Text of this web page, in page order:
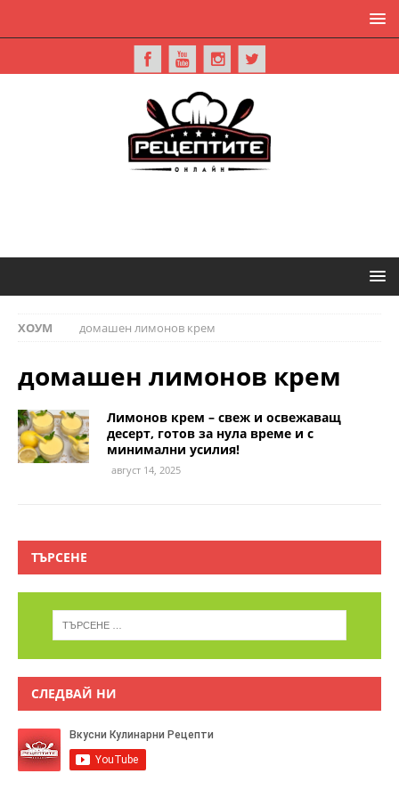
ХОУМ домашен лимонов крем
домашен лимонов крем
Лимонов крем – свеж и освежаващ
десерт, готов за нула време и с
минимални усилия!
август 14, 2025
ТЪРСЕНЕ
СЛЕДВАЙ НИ